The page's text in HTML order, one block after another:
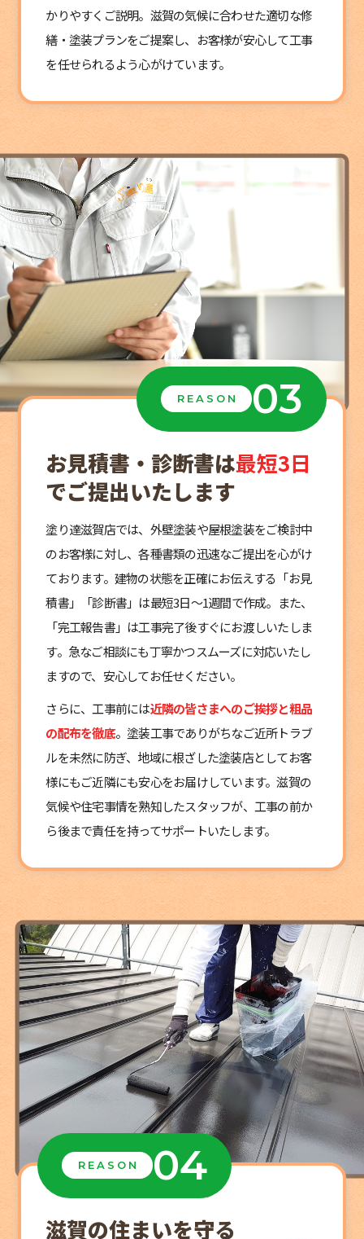
かりやすくご説明。滋賀の気候に合わせた適切な修
繕・塗装プランをご提案し、お客様が安心して工事
を任せられるよう心がけています。
REASON 03
お見積書・診断書は最短3日
でご提出いたします
塗り達滋賀店では、外壁塗装や屋根塗装をご検討中
のお客様に対し、各種書類の迅速なご提出を心がけ
ております。建物の状態を正確にお伝えする「お見
積書」「診断書」は最短3日〜1週間で作成。また、
「完工報告書」は工事完了後すぐにお渡しいたしま
す。急なご相談にも丁寧かつスムーズに対応いたし
ますので、安心してお任せください。
さらに、工事前には近隣の皆さまへのご挨拶と粗品
の配布を徹底。塗装工事でありがちなご近所トラブ
ルを未然に防ぎ、地域に根ざした塗装店としてお客
様にもご近隣にも安心をお届けしています。滋賀の
気候や住宅事情を熟知したスタッフが、工事の前か
ら後まで責任を持ってサポートいたします。
REASON 04
滋賀の住まいを守る